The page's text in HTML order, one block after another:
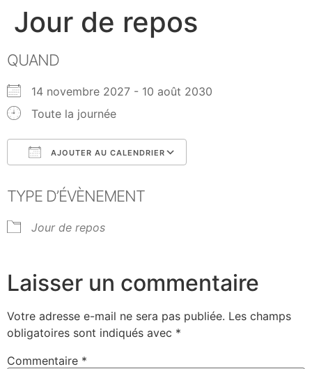
Jour de repos
QUAND
14 novembre 2027 - 10 août 2030
Toute la journée
AJOUTER AU CALENDRIER
TYPE D’ÉVÈNEMENT
Jour de repos
Laisser un commentaire
Votre adresse e-mail ne sera pas publiée. Les champs
obligatoires sont indiqués avec *
Commentaire *